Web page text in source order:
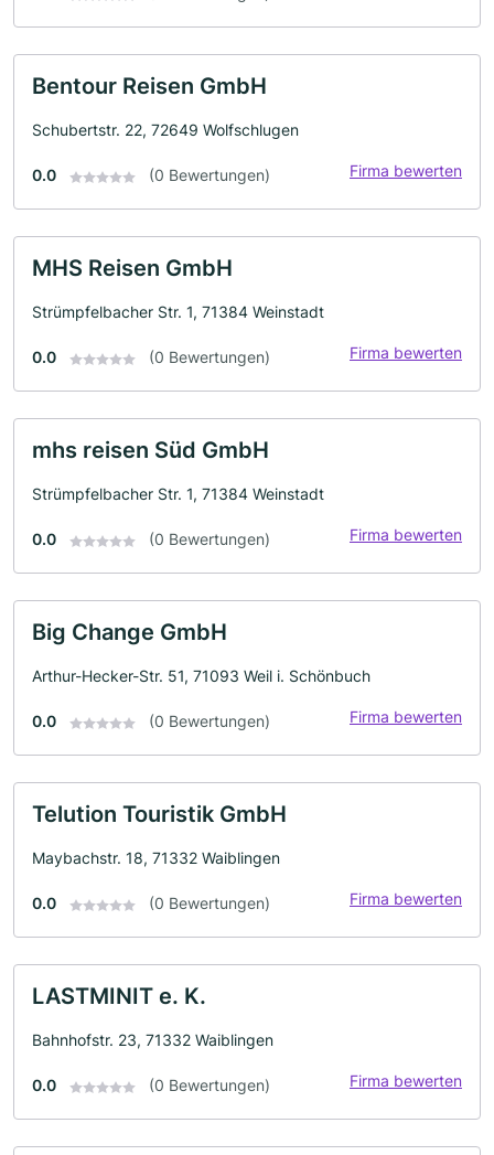
Bentour Reisen GmbH
Schubertstr. 22, 72649 Wolfschlugen
0.0 (0 Bewertungen) Firma bewerten
MHS Reisen GmbH
Strümpfelbacher Str. 1, 71384 Weinstadt
0.0 (0 Bewertungen) Firma bewerten
mhs reisen Süd GmbH
Strümpfelbacher Str. 1, 71384 Weinstadt
0.0 (0 Bewertungen) Firma bewerten
Big Change GmbH
Arthur-Hecker-Str. 51, 71093 Weil i. Schönbuch
0.0 (0 Bewertungen) Firma bewerten
Telution Touristik GmbH
Maybachstr. 18, 71332 Waiblingen
0.0 (0 Bewertungen) Firma bewerten
LASTMINIT e. K.
Bahnhofstr. 23, 71332 Waiblingen
0.0 (0 Bewertungen) Firma bewerten